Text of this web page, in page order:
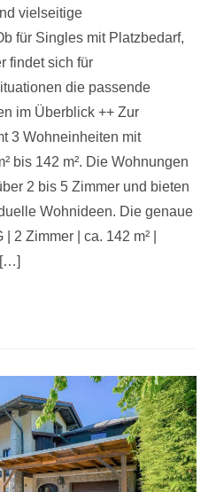
vielseitige
für Singles mit Platzbedarf,
findet sich für
die passende
im Überblick ++ Zur
3 Wohneinheiten mit
bis 142 m². Die Wohnungen
2 bis 5 Zimmer und bieten
Wohnideen. Die genaue
2 Zimmer | ca. 142 m² |
[…]